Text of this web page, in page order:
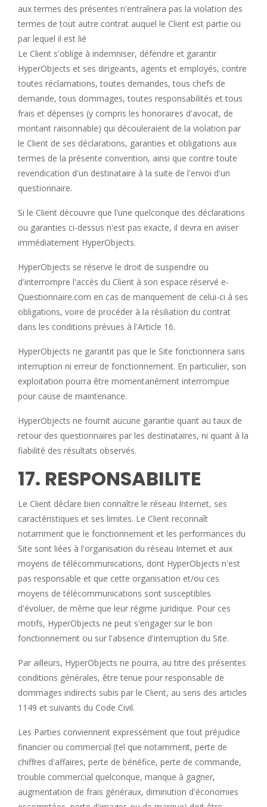
aux termes des présentes n'entraînera pas la violation des
termes de tout autre contrat auquel le Client est partie ou
par lequel il est lié
Le Client s'oblige à indemniser, défendre et garantir
HyperObjects et ses dirigeants, agents et employés, contre
toutes réclamations, toutes demandes, tous chefs de
demande, tous dommages, toutes responsabilités et tous
frais et dépenses (y compris les honoraires d'avocat, de
montant raisonnable) qui découleraient de la violation par
le Client de ses déclarations, garanties et obligations aux
termes de la présente convention, ainsi que contre toute
revendication d'un destinataire à la suite de l'envoi d'un
questionnaire.
Si le Client découvre que l'une quelconque des déclarations
ou garanties ci-dessus n'est pas exacte, il devra en aviser
immédiatement HyperObjects.
HyperObjects se réserve le droit de suspendre ou
d'interrompre l'accès du Client à son espace réservé e-
Questionnaire.com en cas de manquement de celui-ci à ses
obligations, voire de procéder à la résiliation du contrat
dans les conditions prévues à l'Article 16.
HyperObjects ne garantit pas que le Site fonctionnera sans
interruption ni erreur de fonctionnement. En particulier, son
exploitation pourra être momentanément interrompue
pour cause de maintenance.
HyperObjects ne fournit aucune garantie quant au taux de
retour des questionnaires par les destinataires, ni quant à la
fiabilité des résultats observés.
17. RESPONSABILITE
Le Client déclare bien connaître le réseau Internet, ses
caractéristiques et ses limites. Le Client reconnaît
notamment que le fonctionnement et les performances du
Site sont liées à l'organisation du réseau Internet et aux
moyens de télécommunications, dont HyperObjects n'est
pas responsable et que cette organisation et/ou ces
moyens de télécommunications sont susceptibles
d'évoluer, de même que leur régime juridique. Pour ces
motifs, HyperObjects ne peut s'engager sur le bon
fonctionnement ou sur l'absence d'interruption du Site.
Par ailleurs, HyperObjects ne pourra, au titre des présentes
conditions générales, être tenue pour responsable de
dommages indirects subis par le Client, au sens des articles
1149 et suivants du Code Civil.
Les Parties conviennent expressément que tout préjudice
financier ou commercial (tel que notamment, perte de
chiffres d'affaires, perte de bénéfice, perte de commande,
trouble commercial quelconque, manque à gagner,
augmentation de frais généraux, diminution d'économies